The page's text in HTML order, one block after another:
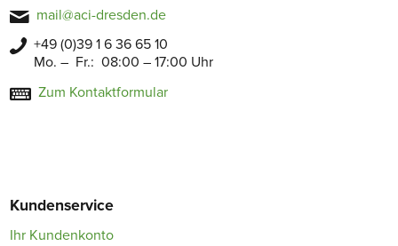
mail@aci-dresden.de
+49 (0)39 1 6 36 65 10
Mo. – Fr.: 08:00 – 17:00 Uhr
Zum Kontaktformular
Kundenservice
Ihr Kundenkonto